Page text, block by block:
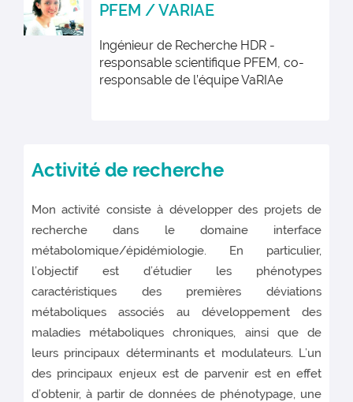
PFEM / VARIAE
Ingénieur de Recherche HDR -
responsable scientifique PFEM, co-
responsable de l’équipe VaRIAe
Activité de recherche
Mon activité consiste à développer des projets de
recherche dans le domaine interface
métabolomique/épidémiologie. En particulier,
l’objectif est d’étudier les phénotypes
caractéristiques des premières déviations
métaboliques associés au développement des
maladies métaboliques chroniques, ainsi que de
leurs principaux déterminants et modulateurs. L’un
des principaux enjeux est de parvenir est en effet
d’obtenir, à partir de données de phénotypage, une